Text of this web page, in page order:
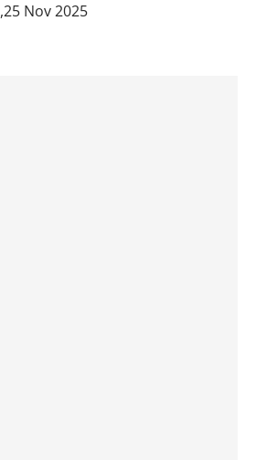
,25 Nov 2025